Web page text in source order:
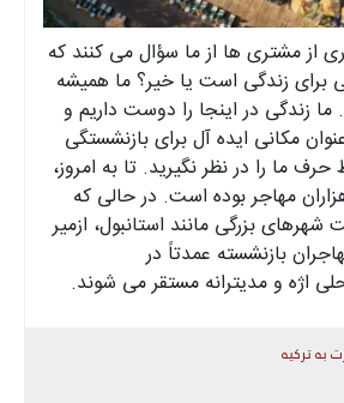
از مشتری ها از ما سؤال می کنند که
برای زندگی است یا خیر؟ ما همیشه
زندگی در اینجا را دوست داریم و
مکانی ایده آل برای بازنشستگی
ما را در نظر نگیرید. تا به امروز،
مهاجر بوده است. در حالی که
بزرگی مانند استانبول، ازمیر
بازنشسته عمدتاً در
اژه و مدیترانه مستقر می شوند.
به ترکیه